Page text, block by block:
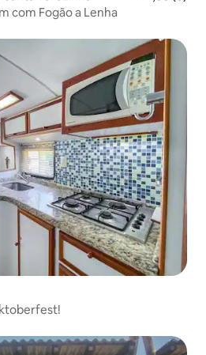
com Fogão a Lenha